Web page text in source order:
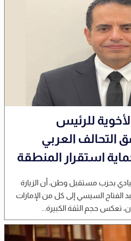
للرئيس
العربي
استقرار المنطقة
بحزب مستقبل وطن، أن الزيارة
الفتاح السيسي إلى كل من الإمارات
تعكس حجم الثقة الكبيرة...